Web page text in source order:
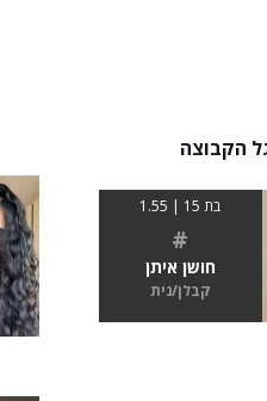
בת 15 | 1.55
#
חושן איתן
קבלן/נית